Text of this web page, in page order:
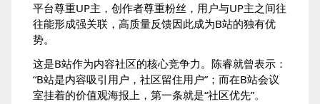
平台尊重UP主，创作者尊重粉丝，用户与UP主之间往
往能形成强关联，高质量反馈因此成为B站的独有优
势。
这是B站作为内容社区的核心竞争力。陈睿就曾表示：
“B站是内容吸引用户，社区留住用户”；而在B站会议
室挂着的价值观海报上，第一条就是“社区优先”。